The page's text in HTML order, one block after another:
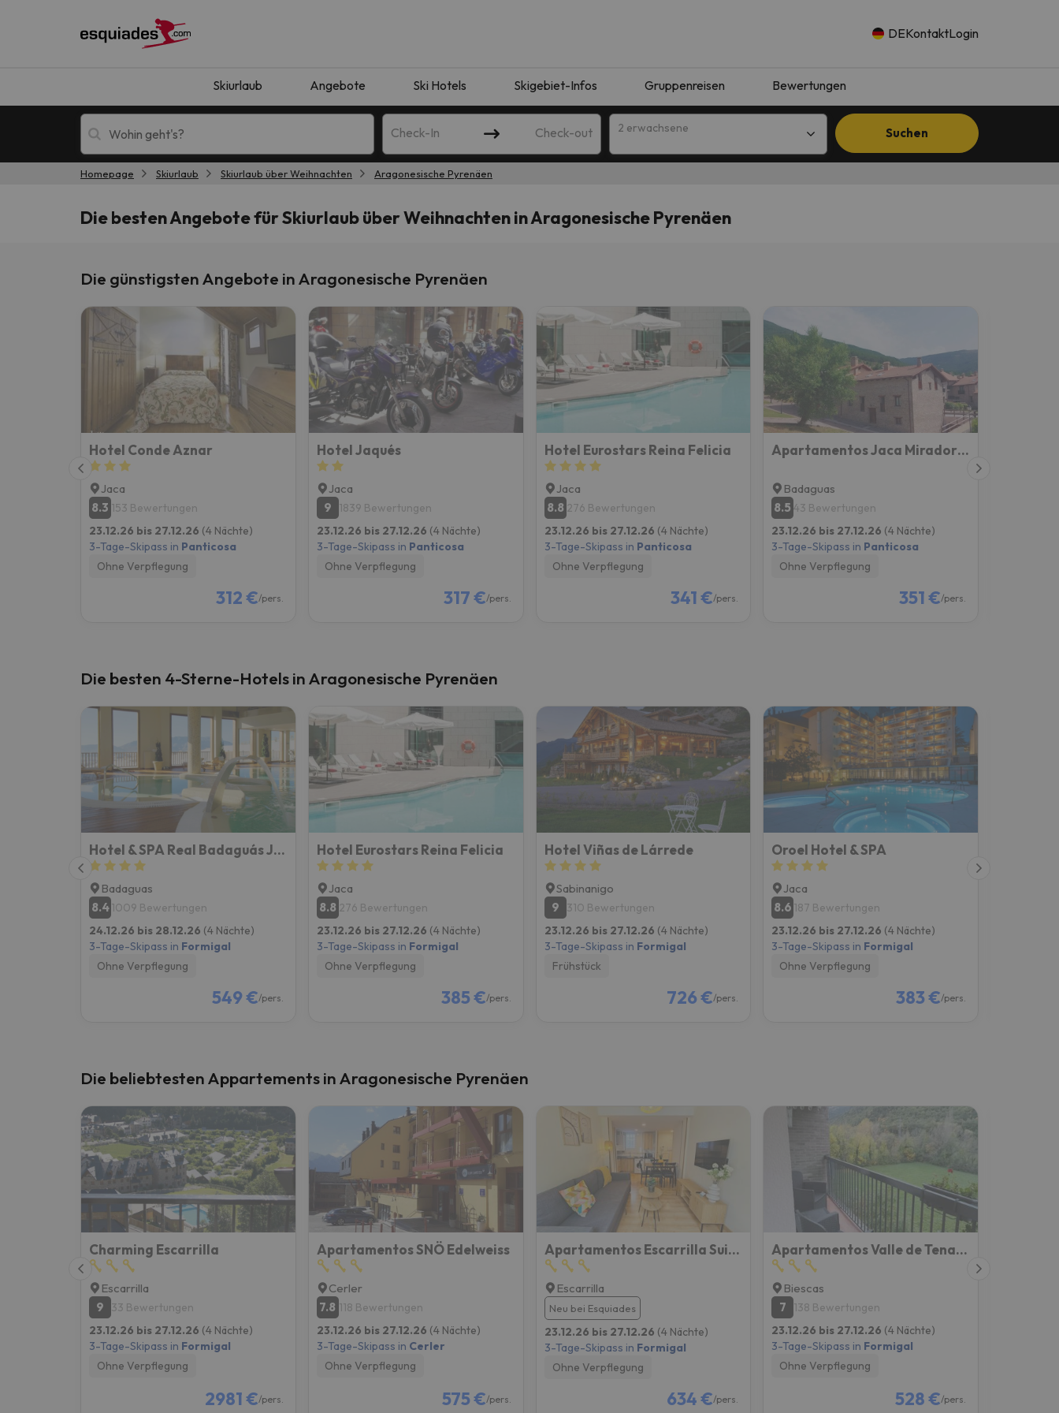
DEKontaktLogin
Skiurlaub Angebote Ski Hotels Skigebiet-Infos Gruppenreisen Bewertungen
Check-In Check-out 2 erwachsene Suchen
Oops, wir haben keine Ergebnisse gefunden, die Ihrer Suche entsprechen. Versuchen Sie, das Ziel zu ändern.
Es sieht so aus, als hätte sich unser Sucher verirrt. Sobald er seinen Kompass gefunden hat, wird er zurück sein.
Homepage Skiurlaub Skiurlaub über Weihnachten Aragonesische Pyrenäen
Die besten Angebote für Skiurlaub über Weihnachten in Aragonesische Pyrenäen
Die günstigsten Angebote in Aragonesische Pyrenäen
Hotel Conde Aznar
Jaca
8.3 153 Bewertungen
23.12.26 bis 27.12.26 (4 Nächte)
3-Tage-Skipass in Panticosa
Ohne Verpflegung
312 €/pers.
Hotel Jaqués
Jaca
9
1839 Bewertungen
23.12.26 bis 27.12.26 (4 Nächte)
3-Tage-Skipass in Panticosa
Ohne Verpflegung
317 €/pers.
Hotel Eurostars Reina Felicia
Jaca
8.8 276 Bewertungen
23.12.26 bis 27.12.26 (4 Nächte)
3-Tage-Skipass in Panticosa
Ohne Verpflegung
341 €/pers.
Apartamentos Jaca Mirador de Badaguas 3000
Badaguas
8.5 43 Bewertungen
23.12.26 bis 27.12.26 (4 Nächte)
3-Tage-Skipass in Panticosa
Ohne Verpflegung
351 €/pers.
Die besten 4-Sterne-Hotels in Aragonesische Pyrenäen
Hotel & SPA Real Badaguás Jaca
Badaguas
8.41009 Bewertungen
24.12.26 bis 28.12.26 (4 Nächte)
3-Tage-Skipass in Formigal
Ohne Verpflegung
549 €/pers.
Hotel Eurostars Reina Felicia
Jaca
8.8 276 Bewertungen
23.12.26 bis 27.12.26 (4 Nächte)
3-Tage-Skipass in Formigal
Ohne Verpflegung
385 €/pers.
Hotel Viñas de Lárrede
Sabinanigo
9
310 Bewertungen
23.12.26 bis 27.12.26 (4 Nächte)
3-Tage-Skipass in Formigal
Frühstück
726 €/pers.
Oroel Hotel & SPA
Jaca
8.6 187 Bewertungen
23.12.26 bis 27.12.26 (4 Nächte)
3-Tage-Skipass in Formigal
Ohne Verpflegung
383 €/pers.
Die beliebtesten Appartements in Aragonesische Pyrenäen
Charming Escarrilla
Escarrilla
9
33 Bewertungen
23.12.26 bis 27.12.26 (4 Nächte)
3-Tage-Skipass in Formigal
Ohne Verpflegung
2981 €/pers.
Apartamentos SNÖ Edelweiss
Cerler
7.8 118 Bewertungen
23.12.26 bis 27.12.26 (4 Nächte)
3-Tage-Skipass in Cerler
Ohne Verpflegung
575 €/pers.
Apartamentos Escarrilla Suites 3000
Escarrilla
Neu bei Esquiades
23.12.26 bis 27.12.26 (4 Nächte)
3-Tage-Skipass in Formigal
Ohne Verpflegung
634 €/pers.
Apartamentos Valle de Tena - Biescas 3000
Biescas
7
138 Bewertungen
23.12.26 bis 27.12.26 (4 Nächte)
3-Tage-Skipass in Formigal
Ohne Verpflegung
528 €/pers.